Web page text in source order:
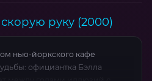
руку (2000)
нью-йоркского кафе
официантка Бэлла